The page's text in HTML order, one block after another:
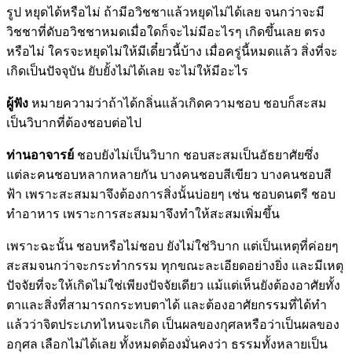
รูป หยุดได้หรือไม่ ถ้ามีอวิชชาแล้วหยุดไม่ได้เลย จนกว่าจะมี
วิชชาที่ดับอวิชชาหมดเมื่อใดก็จะไม่มีอะไรๆ เกิดขึ้นเลย ตรง
หรือไม่ ใครจะหยุดไม่ให้มีเดี๋ยวนี้บ้าง เมื่อครู่นี้หมดแล้ว สิ่งที่จะ
เกิดเป็นปัจจุบัน ยับยั้งไม่ได้เลย จะไม่ให้มีอะไร
ผู้ฟัง หมายความว่าถ้าได้กลิ่นแล้วเกิดความชอบ ชอบก็สะสม
เป็นวิบากที่ต้องชอบต่อไป
ท่านอาจารย์ ชอบยังไม่เป็นวิบาก ชอบสะสมเป็นอัธยาศัยซึ่ง
แต่ละคนชอบหลากหลายกัน บางคนชอบสีเขียว บางคนชอบสี
ฟ้า เพราะสะสมมาจึงต้องการสิ่งนั้นบ่อยๆ เช่น ชอบดนตรี ชอบ
ทำอาหาร เพราะการสะสมมาจึงทำให้สะสมเพิ่มขึ้น
เพราะฉะนั้น ชอบหรือไม่ชอบ ยังไม่ใช่วิบาก แต่เป็นเหตุที่ค่อยๆ
สะสมจนกว่าจะกระทำกรรม ทุกขณะละเอียดอย่างยิ่ง และมีเหตุ
ปัจจัยที่จะให้เกิดไม่ใช่เพียงปัจจัยเดียว แม้แต่เห็นยังต้องอาศัยทั้ง
ตาและสิ่งที่สามารถกระทบตาได้ และต้องอาศัยกรรมที่ได้ทำ
แล้วว่าจิตประเภทไหนจะเกิด เป็นผลของกุศลหรือว่าเป็นผลของ
อกุศล เลือกไม่ได้เลย ทั้งหมดต้องมั่นคงว่า ธรรมทั้งหลายเป็น